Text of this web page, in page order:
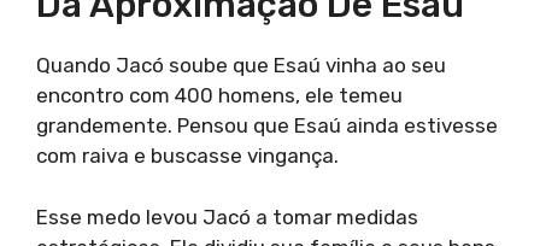
Quando Jacó soube que Esaú vinha ao seu
encontro com 400 homens, ele temeu
grandemente. Pensou que Esaú ainda estivesse
com raiva e buscasse vingança.
Esse medo levou Jacó a tomar medidas